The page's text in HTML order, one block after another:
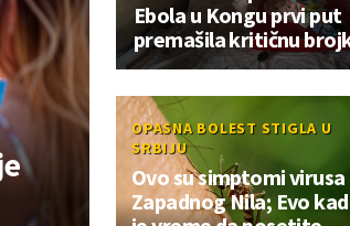
Ebola u Kongu prvi put
premašila kritičnu
OPASNA BOLEST STIGLA U
SRBIJU
Ovo su simptomi virusa
Zapadnog Nila; Evo